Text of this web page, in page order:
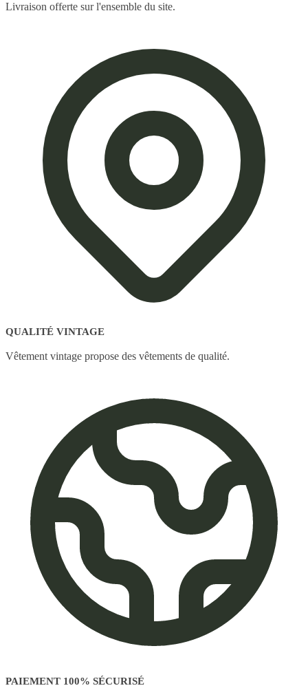
Livraison offerte sur l'ensemble du site.
QUALITÉ VINTAGE
Vêtement vintage propose des vêtements de qualité.
PAIEMENT 100% SÉCURISÉ